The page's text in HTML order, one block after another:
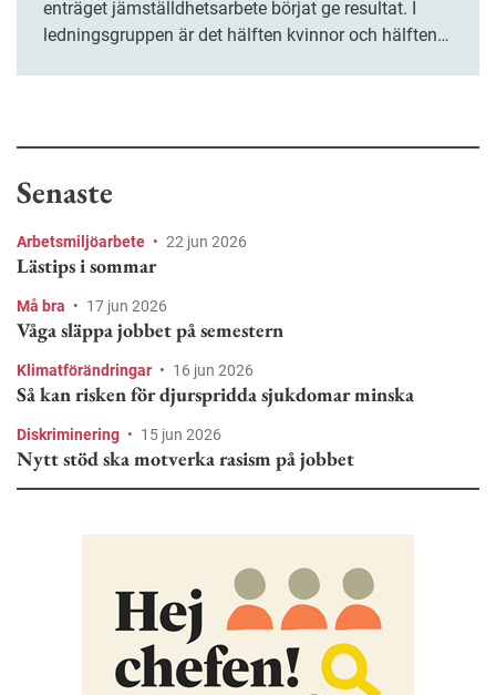
enträget jämställdhetsarbete börjat ge resultat. I
ledningsgruppen är det hälften kvinnor och hälften
Senaste
Arbetsmiljöarbete • 22 jun 2026
Lästips i sommar
Må bra • 17 jun 2026
Våga släppa jobbet på semestern
Klimatförändringar • 16 jun 2026
Så kan risken för djurspridda sjukdomar minska
Diskriminering • 15 jun 2026
Nytt stöd ska motverka rasism på jobbet